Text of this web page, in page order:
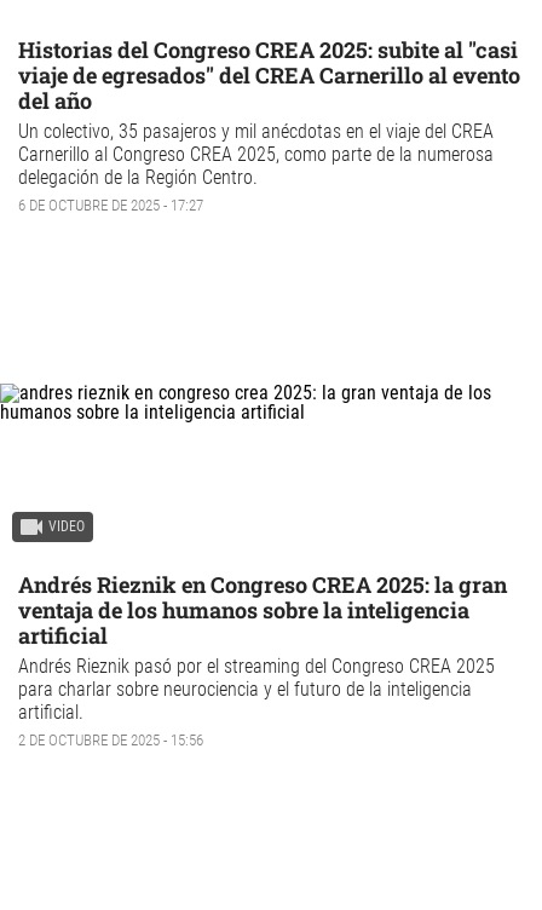
Historias del Congreso CREA 2025: subite al "casi
viaje de egresados" del CREA Carnerillo al evento
del año
Un colectivo, 35 pasajeros y mil anécdotas en el viaje del CREA
Carnerillo al Congreso CREA 2025, como parte de la numerosa
delegación de la Región Centro.
6 DE OCTUBRE DE 2025 - 17:27
VIDEO
Andrés Rieznik en Congreso CREA 2025: la gran
ventaja de los humanos sobre la inteligencia
artificial
Andrés Rieznik pasó por el streaming del Congreso CREA 2025
para charlar sobre neurociencia y el futuro de la inteligencia
artificial.
2 DE OCTUBRE DE 2025 - 15:56